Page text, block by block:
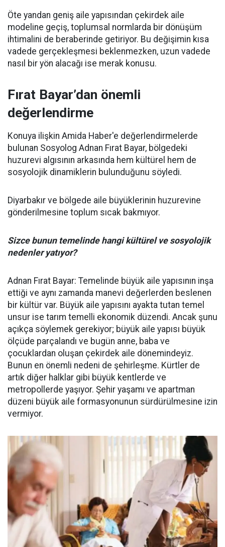
Öte yandan geniş aile yapısından çekirdek aile
modeline geçiş, toplumsal normlarda bir dönüşüm
ihtimalini de beraberinde getiriyor. Bu değişimin kısa
vadede gerçekleşmesi beklenmezken, uzun vadede
nasıl bir yön alacağı ise merak konusu.
Fırat Bayar’dan önemli
değerlendirme
Konuya ilişkin Amida Haber'e değerlendirmelerde
bulunan Sosyolog Adnan Fırat Bayar, bölgedeki
huzurevi algısının arkasında hem kültürel hem de
sosyolojik dinamiklerin bulunduğunu söyledi.
Diyarbakır ve bölgede aile büyüklerinin huzurevine
gönderilmesine toplum sıcak bakmıyor.
Sizce bunun temelinde hangi kültürel ve sosyolojik
nedenler yatıyor?
Adnan Fırat Bayar: Temelinde büyük aile yapısının inşa
ettiği ve aynı zamanda manevi değerlerden beslenen
bir kültür var. Büyük aile yapısını ayakta tutan temel
unsur ise tarım temelli ekonomik düzendi. Ancak şunu
açıkça söylemek gerekiyor; büyük aile yapısı büyük
ölçüde parçalandı ve bugün anne, baba ve
çocuklardan oluşan çekirdek aile dönemindeyiz.
Bunun en önemli nedeni de şehirleşme. Kürtler de
artık diğer halklar gibi büyük kentlerde ve
metropollerde yaşıyor. Şehir yaşamı ve apartman
düzeni büyük aile formasyonunun sürdürülmesine izin
vermiyor.